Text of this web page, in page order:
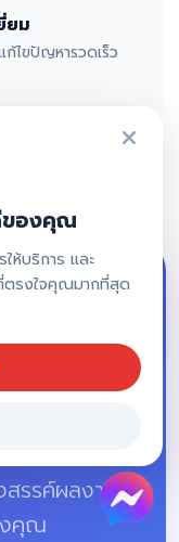
ยม
ไขปัญหารวดเร็ว
เคชัน
าคาฟรี ไม่มี
สรรค์ผลงานที่
งคุณ
ของคุณ
ห้บริการ และ
ตรงใจคุณมากที่สุด